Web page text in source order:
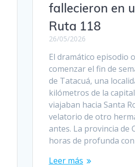
fallecieron en
Ruta 118
26/05/2026
El dramático episodio
comenzar el fin de
de Tatacuá, una
kilómetros de la
viajaban hacia Santa
velatorio de otro
antes. La provincia de
horas de profunda
Leer más